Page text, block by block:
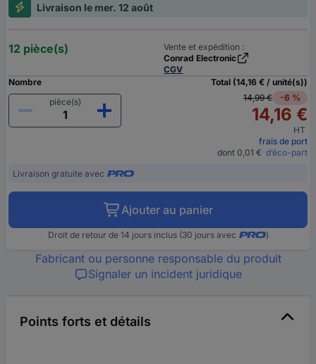
Livraison le mer. 12 août
12 pièce(s)
Vente et expédition :
Conrad Electronic
CGV
Nombre
pièce(s)
Total (14,16 € / unité(s))
14,99 €
-6 %
14,16 €
HT
frais de port
dont 0,01 € d’éco-part
Livraison gratuite avec
Ajouter au panier
Droit de retour de 14 jours inclus (30 jours avec )
Fabricant ou personne responsable du produit
Signaler un incident juridique
Points forts et détails